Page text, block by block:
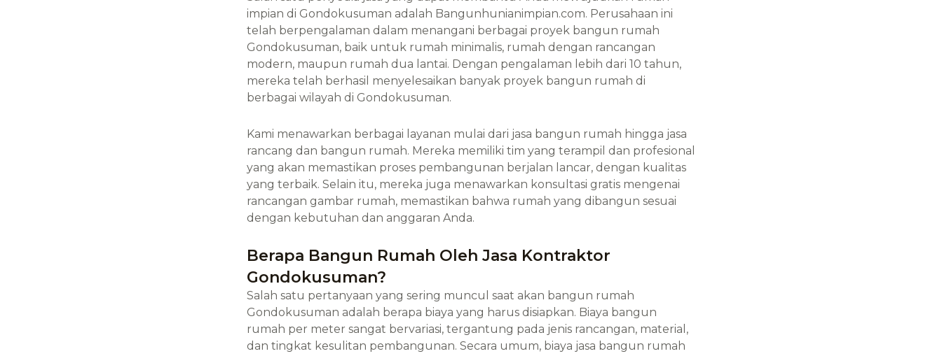
impian di Gondokusuman adalah Bangunhunianimpian.com. Perusahaan ini
telah berpengalaman dalam menangani berbagai proyek bangun rumah
Gondokusuman, baik untuk rumah minimalis, rumah dengan rancangan
modern, maupun rumah dua lantai. Dengan pengalaman lebih dari 10 tahun,
mereka telah berhasil menyelesaikan banyak proyek bangun rumah di
berbagai wilayah di Gondokusuman.
Kami menawarkan berbagai layanan mulai dari jasa bangun rumah hingga jasa
rancang dan bangun rumah. Mereka memiliki tim yang terampil dan profesional
yang akan memastikan proses pembangunan berjalan lancar, dengan kualitas
yang terbaik. Selain itu, mereka juga menawarkan konsultasi gratis mengenai
rancangan gambar rumah, memastikan bahwa rumah yang dibangun sesuai
dengan kebutuhan dan anggaran Anda.
Berapa Bangun Rumah Oleh Jasa Kontraktor
Gondokusuman?
Salah satu pertanyaan yang sering muncul saat akan bangun rumah
Gondokusuman adalah berapa biaya yang harus disiapkan. Biaya bangun
rumah per meter sangat bervariasi, tergantung pada jenis rancangan, material,
dan tingkat kesulitan pembangunan. Secara umum, biaya jasa bangun rumah